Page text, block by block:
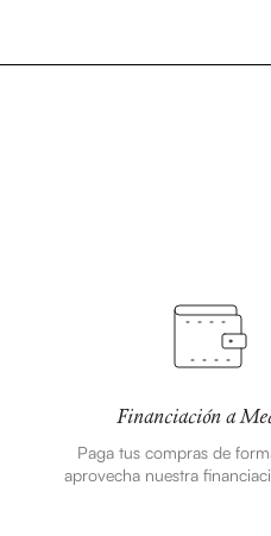
Financiación a
Paga tus compras de
aprovecha nuestra